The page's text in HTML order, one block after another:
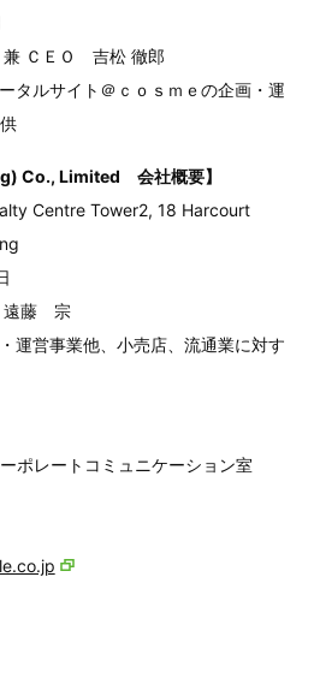
兼 ＣＥＯ 吉松 徹郎
タルサイト＠ｃｏｓｍｅの企画・運
Co., Limited 会社概要】
Centre Tower2, 18 Harcourt
遠藤 宗
運営事業他、小売店、流通業に対す
ポレートコミュニケーション室